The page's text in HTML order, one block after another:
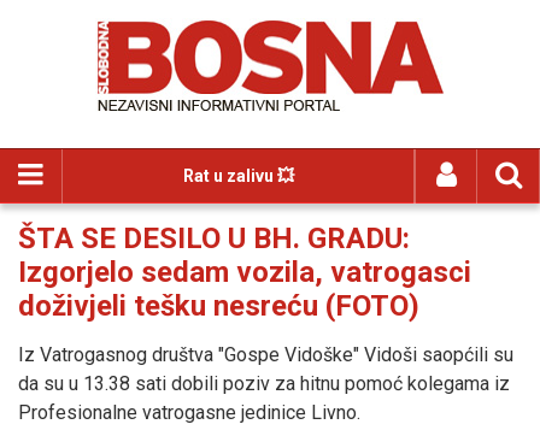
Rat u zalivu 💥
ŠTA SE DESILO U BH. GRADU:
Izgorjelo sedam vozila, vatrogasci
doživjeli tešku nesreću (FOTO)
Iz Vatrogasnog društva "Gospe Vidoške" Vidoši saopćili su
da su u 13.38 sati dobili poziv za hitnu pomoć kolegama iz
Profesionalne vatrogasne jedinice Livno.